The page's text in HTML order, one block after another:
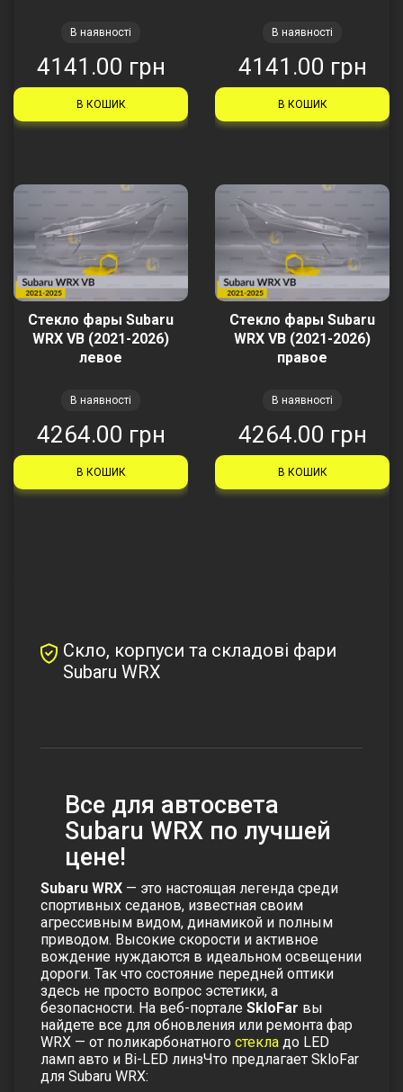
В наявності
4141.00 грн
В КОШИК
В наявності
4141.00 грн
В КОШИК
Стекло фары Subaru
WRX VB (2021-2026)
левое
В наявності
4264.00 грн
В КОШИК
Стекло фары Subaru
WRX VB (2021-2026)
правое
В наявності
4264.00 грн
В КОШИК
Скло, корпуси та складові фари
Subaru WRX
Все для автосвета
Subaru WRX по лучшей
цене!
Subaru WRX — это настоящая легенда среди
спортивных седанов, известная своим
агрессивным видом, динамикой и полным
приводом. Высокие скорости и активное
вождение нуждаются в идеальном освещении
дороги. Так что состояние передней оптики
здесь не просто вопрос эстетики, а
безопасности. На веб-портале SkloFar вы
найдете все для обновления или ремонта фар
WRX — от поликарбонатного стекла до LED
ламп авто и Bi-LED линзЧто предлагает SkloFar
для Subaru WRX: